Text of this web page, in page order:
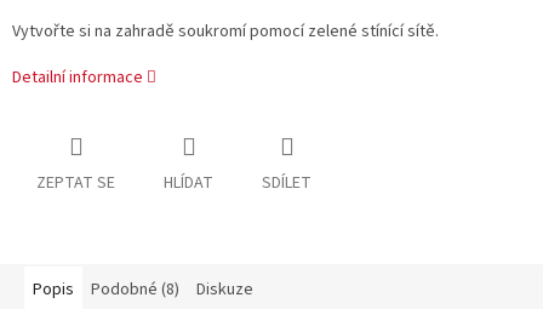
Vytvořte si na zahradě soukromí pomocí zelené stínící sítě.
Detailní informace
ZEPTAT SE HLÍDAT SDÍLET
Popis Podobné (8) Diskuze